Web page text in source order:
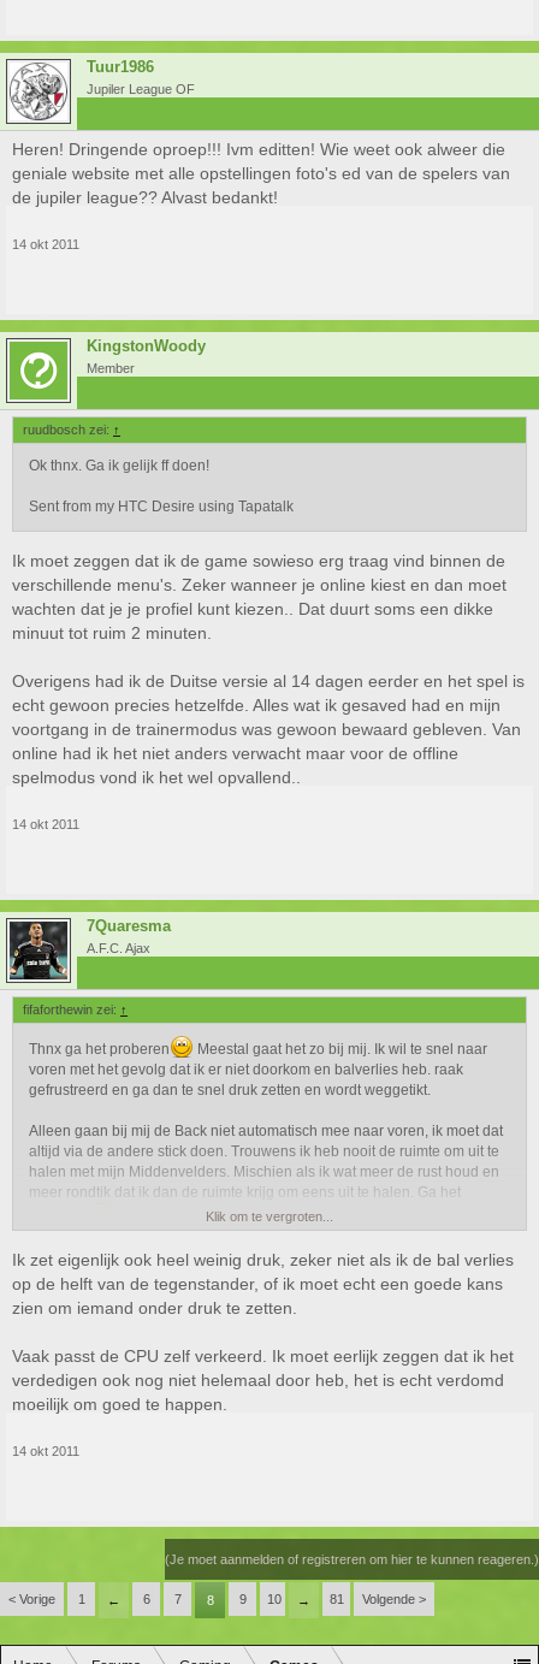
Tuur1986
Jupiler League OF
Heren! Dringende oproep!!! Ivm editten! Wie weet ook alweer die
geniale website met alle opstellingen foto's ed van de spelers van
de jupiler league?? Alvast bedankt!
14 okt 2011
KingstonWoody
Member
ruudbosch zei: ↑
Ok thnx. Ga ik gelijk ff doen!
Sent from my HTC Desire using Tapatalk
Ik moet zeggen dat ik de game sowieso erg traag vind binnen de
verschillende menu's. Zeker wanneer je online kiest en dan moet
wachten dat je je profiel kunt kiezen.. Dat duurt soms een dikke
minuut tot ruim 2 minuten.
Overigens had ik de Duitse versie al 14 dagen eerder en het spel is
echt gewoon precies hetzelfde. Alles wat ik gesaved had en mijn
voortgang in de trainermodus was gewoon bewaard gebleven. Van
online had ik het niet anders verwacht maar voor de offline
spelmodus vond ik het wel opvallend..
14 okt 2011
7Quaresma
A.F.C. Ajax
fifaforthewin zei: ↑
Thnx ga het proberen
Meestal gaat het zo bij mij. Ik wil te snel naar
voren met het gevolg dat ik er niet doorkom en balverlies heb. raak
gefrustreerd en ga dan te snel druk zetten en wordt weggetikt.
Alleen gaan bij mij de Back niet automatisch mee naar voren, ik moet dat
altijd via de andere stick doen. Trouwens ik heb nooit de ruimte om uit te
halen met mijn Middenvelders. Mischien als ik wat meer de rust houd en
meer rondtik dat ik dan de ruimte krijg om eens uit te halen. Ga het
Klik om te vergroten...
Ik zet eigenlijk ook heel weinig druk, zeker niet als ik de bal verlies
op de helft van de tegenstander, of ik moet echt een goede kans
zien om iemand onder druk te zetten.
Vaak passt de CPU zelf verkeerd. Ik moet eerlijk zeggen dat ik het
verdedigen ook nog niet helemaal door heb, het is echt verdomd
moeilijk om goed te happen.
14 okt 2011
(Je moet aanmelden of registreren om hier te kunnen reageren.)
< Vorige 1 ← 6 7 8 9 10 → 81 Volgende >